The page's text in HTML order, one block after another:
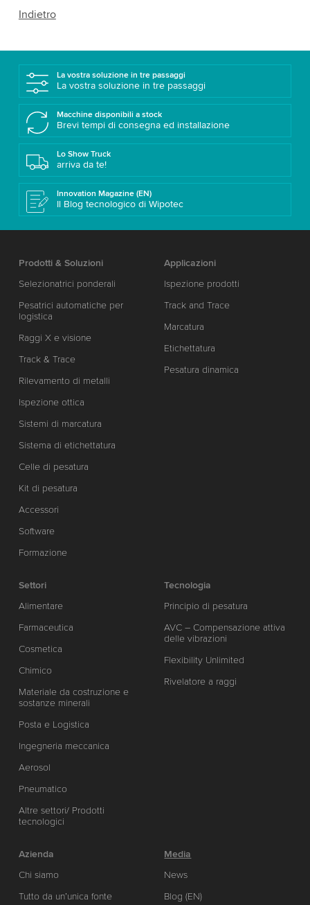
Indietro
La vostra soluzione in tre passaggi
La vostra soluzione in tre passaggi
Macchine disponibili a stock
Brevi tempi di consegna ed installazione
Lo Show Truck
arriva da te!
Innovation Magazine (EN)
Il Blog tecnologico di Wipotec
Prodotti & Soluzioni
Selezionatrici ponderali
Pesatrici automatiche per
logistica
Raggi X e visione
Track & Trace
Rilevamento di metalli
Ispezione ottica
Sistemi di marcatura
Sistema di etichettatura
Celle di pesatura
Kit di pesatura
Accessori
Software
Formazione
Applicazioni
Ispezione prodotti
Track and Trace
Marcatura
Etichettatura
Pesatura dinamica
Settori
Alimentare
Farmaceutica
Cosmetica
Chimico
Materiale da costruzione e
sostanze minerali
Posta e Logistica
Ingegneria meccanica
Aerosol
Pneumatico
Altre settori/ Prodotti
tecnologici
Tecnologia
Principio di pesatura
AVC – Compensazione attiva
delle vibrazioni
Flexibility Unlimited
Rivelatore a raggi
Azienda
Chi siamo
Tutto da un’unica fonte
Media
News
Blog (EN)